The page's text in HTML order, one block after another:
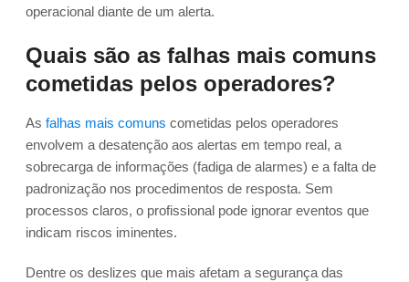
operacional diante de um alerta.
Quais são as falhas mais comuns
cometidas pelos operadores?
As falhas mais comuns cometidas pelos operadores
envolvem a desatenção aos alertas em tempo real, a
sobrecarga de informações (fadiga de alarmes) e a falta de
padronização nos procedimentos de resposta. Sem
processos claros, o profissional pode ignorar eventos que
indicam riscos iminentes.
Dentre os deslizes que mais afetam a segurança das